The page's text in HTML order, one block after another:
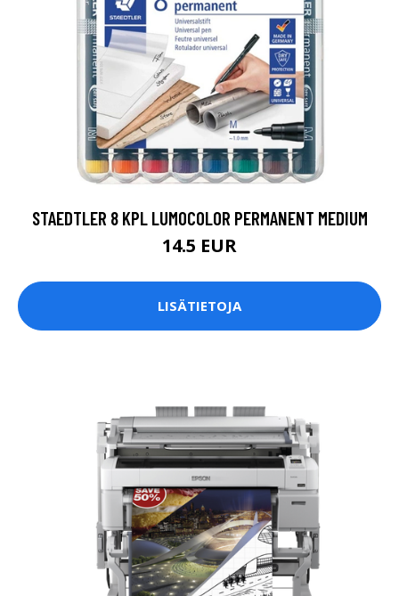
STAEDTLER 8 KPL LUMOCOLOR PERMANENT MEDIUM
14.5 EUR
LISÄTIETOJA